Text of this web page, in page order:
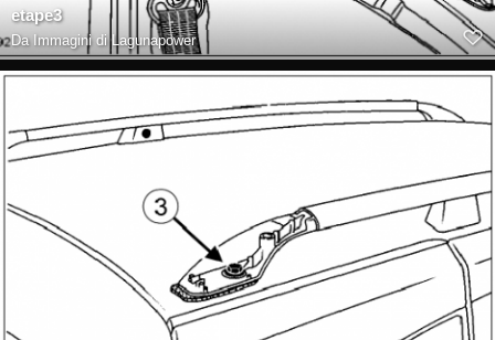
etape3
Da Immagini di Lagunapower